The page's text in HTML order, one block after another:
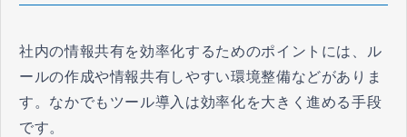
社内の情報共有を効率化するためのポイントには、ル
ールの作成や情報共有しやすい環境整備などがありま
す。なかでもツール導入は効率化を大きく進める手段
です。